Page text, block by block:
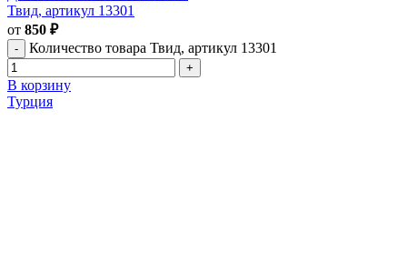
Твид, артикул 13301
от 850 ₽
Количество товара Твид, артикул 13301
В корзину
Турция